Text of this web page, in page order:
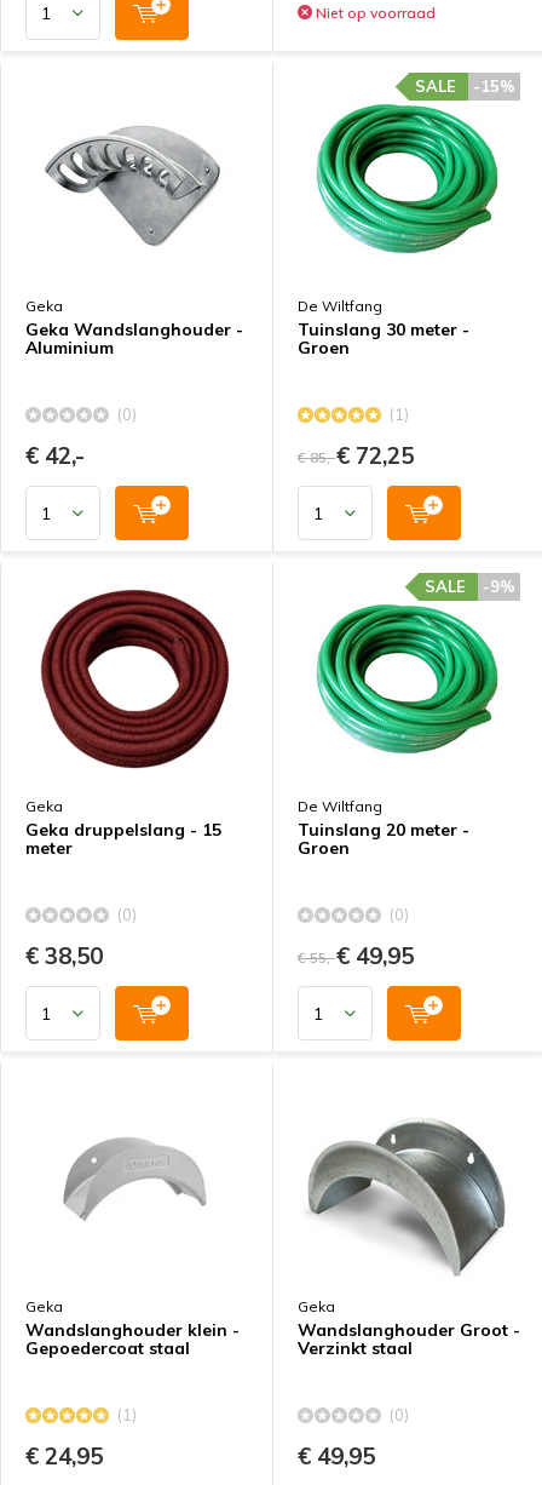
Niet op voorraad
Geka
Geka Wandslanghouder -
Aluminium
(0)
€ 42,-
De Wiltfang
Tuinslang 30 meter -
Groen
-15%
SALE
(1)
€ 85,-€ 72,25
Geka
Geka druppelslang - 15
meter
(0)
€ 38,50
De Wiltfang
Tuinslang 20 meter -
Groen
-9%
SALE
(0)
€ 55,-€ 49,95
Geka
Wandslanghouder klein -
Gepoedercoat staal
(1)
€ 24,95
Geka
Wandslanghouder Groot -
Verzinkt staal
(0)
€ 49,95